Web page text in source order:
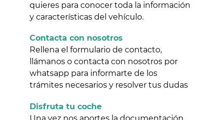
quieres para conocer toda la información
y características del vehículo.
Contacta con nosotros
Rellena el formulario de contacto,
llámanos o contacta con nosotros por
whatsapp para informarte de los
trámites necesarios y resolver tus dudas
Disfruta tu coche
Una vez nos aportes la documentación